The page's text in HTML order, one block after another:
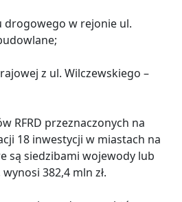
drogowego w rejonie ul.
z ul. Wilczewskiego –
RFRD przeznaczonych na
18 inwestycji w miastach na
są siedzibami wojewody lub
382,4 mln zł.